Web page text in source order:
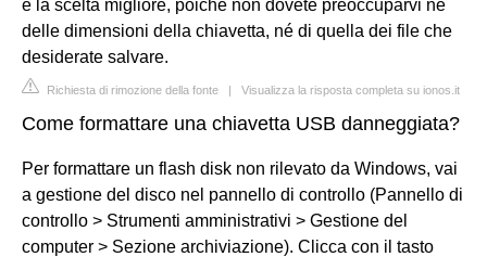
è la scelta migliore, poiché non dovete preoccuparvi né
delle dimensioni della chiavetta, né di quella dei file che
desiderate salvare.
Richiesta di rimozione della fonte | Visualizza la risposta completa su ionos.it
Come formattare una chiavetta USB danneggiata?
Per formattare un flash disk non rilevato da Windows, vai
a gestione del disco nel pannello di controllo (Pannello di
controllo > Strumenti amministrativi > Gestione del
computer > Sezione archiviazione). Clicca con il tasto